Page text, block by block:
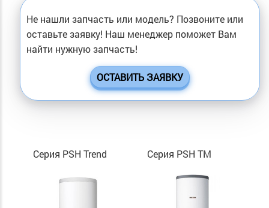
Не нашли запчасть или модель? Позвоните или
оставьте заявку! Наш менеджер поможет Вам
найти нужную запчасть!
ОСТАВИТЬ ЗАЯВКУ
Серия PSH Trend Серия PSH TM